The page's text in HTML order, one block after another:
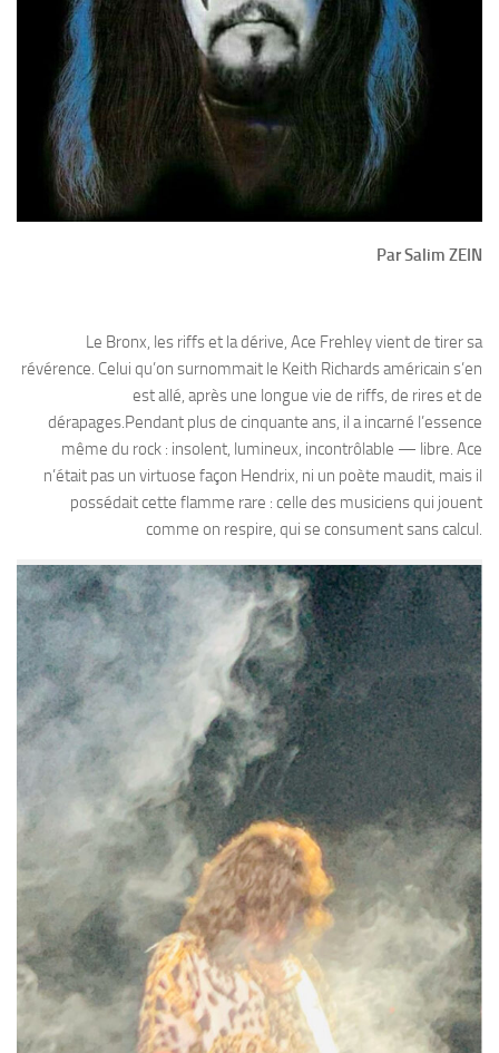
Par Salim ZEIN
Le Bronx, les riffs et la dérive, Ace Frehley vient de tirer sa
révérence. Celui qu’on surnommait le Keith Richards américain s’en
est allé, après une longue vie de riffs, de rires et de
dérapages.Pendant plus de cinquante ans, il a incarné l’essence
même du rock : insolent, lumineux, incontrôlable — libre. Ace
n’était pas un virtuose façon Hendrix, ni un poète maudit, mais il
possédait cette flamme rare : celle des musiciens qui jouent
comme on respire, qui se consument sans calcul.